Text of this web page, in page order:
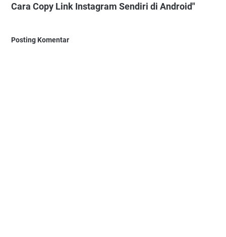
Cara Copy Link Instagram Sendiri di Android"
Posting Komentar